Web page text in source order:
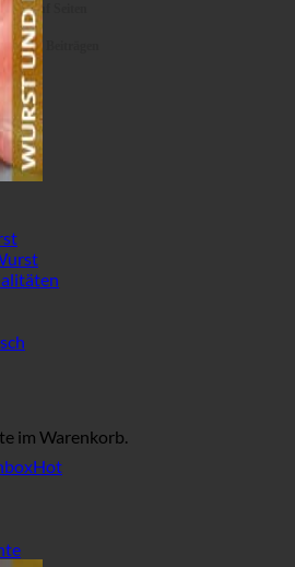
Suche auf Seiten
in Beiträgen
im Warenkorb.